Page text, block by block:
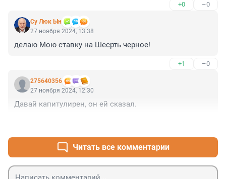
отношения и не важно насколько длительные с
такими персонажами как герой Данной статьи то по
сути становятся вольным или невольным
соучастником , если более упростить то они
Становятся как Бонни в том известном
+0 –0
Су Люк Ын
27 ноября 2024, 13:38
делаю Мою ставку на Шесрть черное!
+1 –0
275640356
27 ноября 2024, 12:30
Давай капитулирен, он ей сказал.
Читать все комментарии